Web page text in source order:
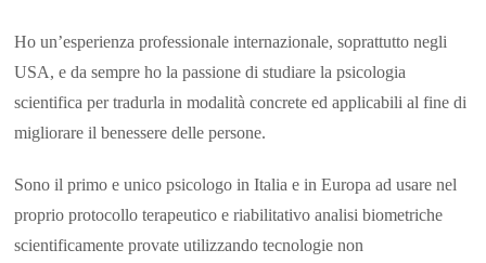
Ho un’esperienza professionale internazionale, soprattutto negli
USA, e da sempre ho la passione di studiare la psicologia
scientifica per tradurla in modalità concrete ed applicabili al fine di
migliorare il benessere delle persone.
Sono il primo e unico psicologo in Italia e in Europa ad usare nel
proprio protocollo terapeutico e riabilitativo analisi biometriche
scientificamente provate utilizzando tecnologie non